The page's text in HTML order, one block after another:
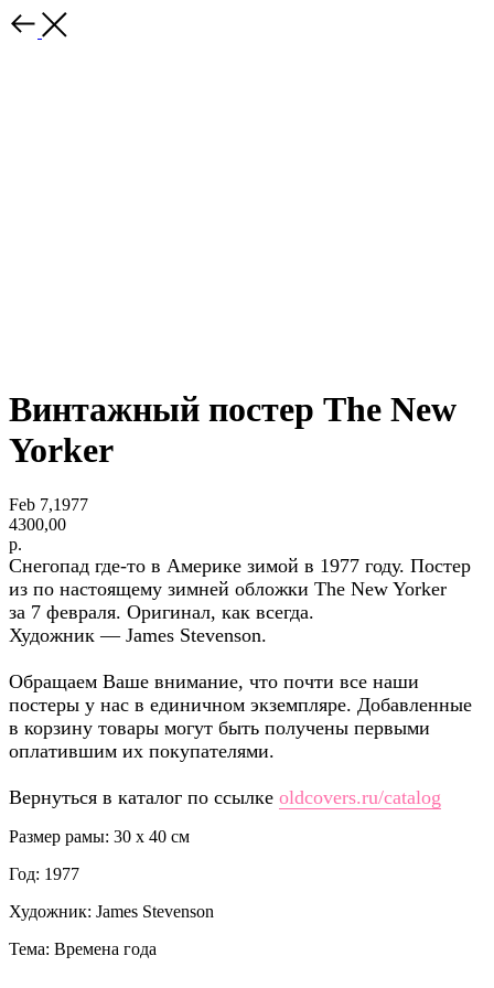
Винтажный постер The New
Yorker
Feb 7,1977
4300,00
р.
Снегопад где-то в Америке зимой в 1977 году. Постер
из по настоящему зимней обложки The New Yorker
за 7 февраля. Оригинал, как всегда.
Художник — James Stevenson.
Обращаем Ваше внимание, что почти все наши
постеры у нас в единичном экземпляре. Добавленные
в корзину товары могут быть получены первыми
оплатившим их покупателями.
Вернуться в каталог по ссылке oldcovers.ru/catalog
Размер рамы: 30 x 40 см
Год: 1977
Художник: James Stevenson
Тема: Времена года